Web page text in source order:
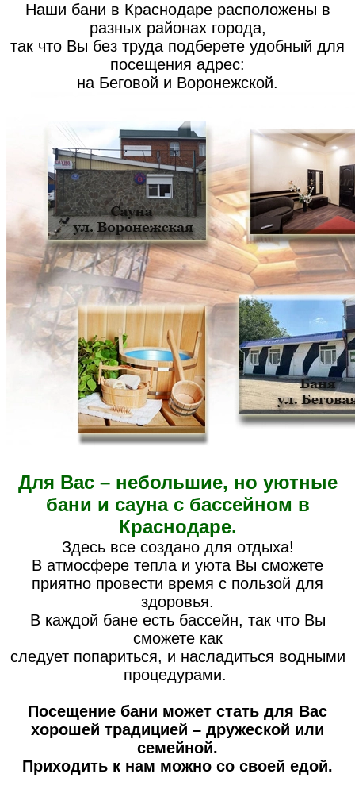
Наши бани в Краснодаре расположены в
разных районах города,
так что Вы без труда подберете удобный для
посещения адрес:
на Беговой и Воронежской.
Для Вас – небольшие, но уютные
бани и сауна с бассейном в
Краснодаре.
Здесь все создано для отдыха!
В атмосфере тепла и уюта Вы сможете
приятно провести время с пользой для
здоровья.
В каждой бане есть бассейн, так что Вы
сможете как
следует попариться, и насладиться водными
процедурами.
Посещение бани может стать для Вас
хорошей традицией – дружеской или
семейной.
Приходить к нам можно со своей едой.